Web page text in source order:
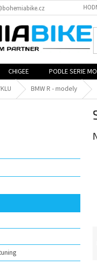
CHIGEE PODLE SERIE
BMW R - modely